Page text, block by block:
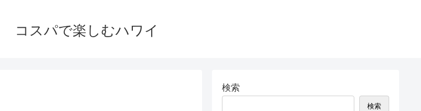
コスパで楽しむハワイ
検索
検索